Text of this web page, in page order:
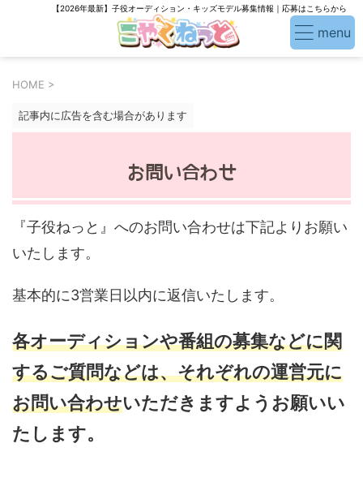
【2026年最新】子役オーディション・キッズモデル募集情報｜応募はこちらから
HOME >
記事内に広告を含む場合があります
お問い合わせ
『子役ねっと』へのお問い合わせは下記よりお願い
いたします。
基本的に3営業日以内に返信いたします。
各オーディションや番組の募集などに関
するご質問などは、それぞれの運営元に
お問い合わせいただきますようお願いい
たします。